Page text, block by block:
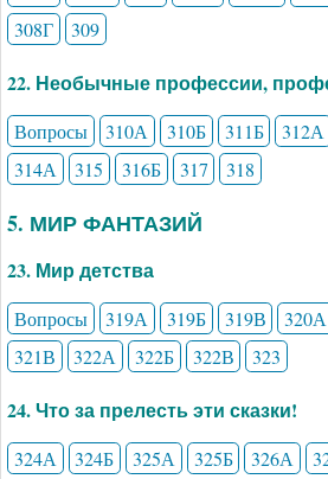
308Г
309
22. Необычные профессии,
Вопросы 310А 310Б 311Б 312А
314А
315 316Б 317 318
5. МИР ФАНТАЗИЙ
23. Мир детства
Вопросы 319А 319Б 319В 320А
321В
322А 322Б 322В 323
24. Что за прелесть эти сказки!
324А 324Б 325А 325Б 326А